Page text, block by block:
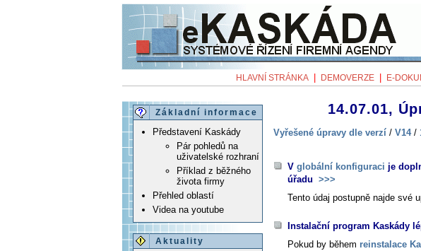
HLAVNÍ STRÁNKA DEMOVERZE E-
Základní informace
Představení Kaskády
Pár pohledů na
uživatelské rozhraní
Příklad z běžného
života firmy
Přehled oblastí
Videa na youtube
Aktuality
14.07.01,
Vyřešené úpravy dle verzí / V14/
V globální konfiguraci je
úřadu >>>
Tento údaj postupně najde své
Instalační program Kaskády
Pokud by během reinstalace